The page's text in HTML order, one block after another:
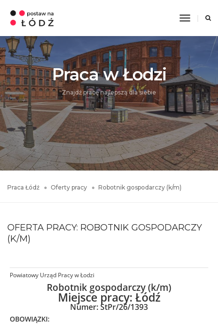
Toggle
Praca w Łodzi
Znajdź pracę najlepszą dla siebie
Praca Łódź Oferty pracy Robotnik gospodarczy (k/m)
OFERTA PRACY: ROBOTNIK GOSPODARCZY
(K/M)
Powiatowy Urząd Pracy w Łodzi
Robotnik gospodarczy (k/m)
Miejsce pracy: Łódź
Numer: StPr/26/1393
OBOWIĄZKI: